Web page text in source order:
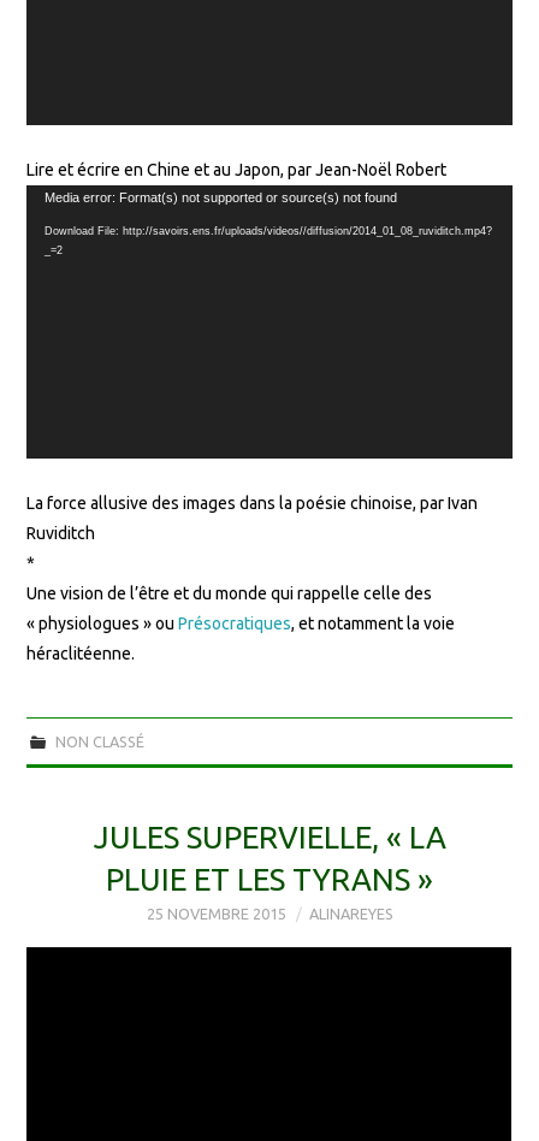
Lire et écrire en Chine et au Japon, par Jean-Noël Robert
Lecteur
vidéo
Media error: Format(s) not supported or source(s) not found
Download File: http://savoirs.ens.fr/uploads/videos//diffusion/2014_01_08_ruviditch.mp4?
_=2
La force allusive des images dans la poésie chinoise, par Ivan
Ruviditch
*
Une vision de l’être et du monde qui rappelle celle des
« physiologues » ouPrésocratiques, et notamment la voie
héraclitéenne.
NON CLASSÉ
JULES SUPERVIELLE, « LA
PLUIE ET LES TYRANS »
25 NOVEMBRE 2015 ALINAREYES